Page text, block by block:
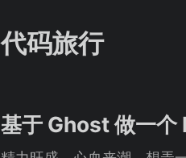
代码旅行
基于 Ghost 做一